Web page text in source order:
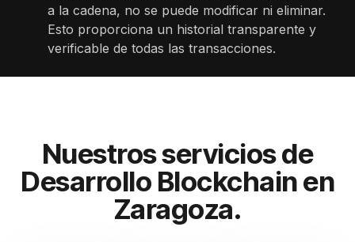
a la cadena, no se puede modificar ni eliminar.
Esto proporciona un historial transparente y
verificable de todas las transacciones.
Nuestros servicios de
Desarrollo Blockchain en
Zaragoza.